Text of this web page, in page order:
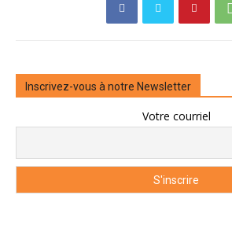
Inscrivez-vous à notre Newsletter
Votre courriel